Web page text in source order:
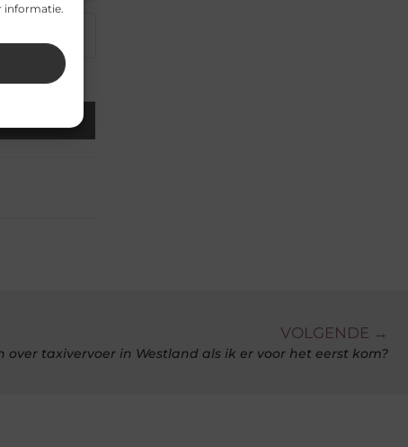
informatie.
VOLGENDE →
over taxivervoer in Westland als ik er voor het eerst kom?